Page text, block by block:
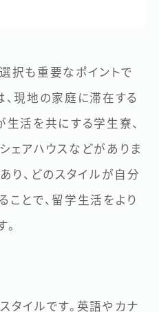
択も重要なポイントで
、現地の家庭に滞在する
生活を共にする学生寮、
ェアハウスなどがありま
り、どのスタイルが自分
ことで、留学生活をより
タイルです。英語やカナ